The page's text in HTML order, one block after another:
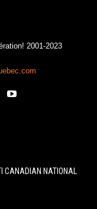
2001-2023
CANADIAN NATIONAL